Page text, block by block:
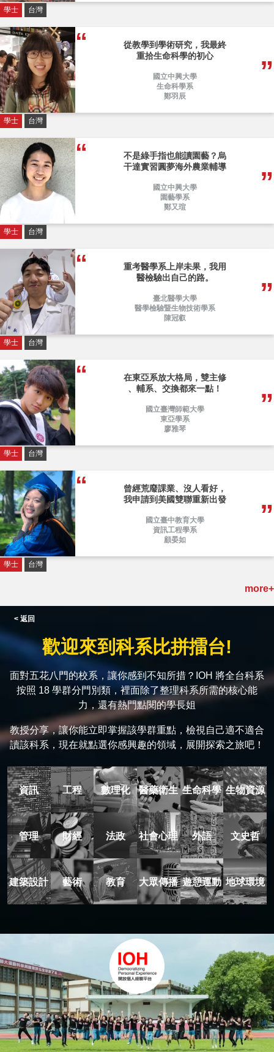
學士 台灣
從教學到學術研究，我最終
重拾生命科學的初心
國立中興大學
生命科學系
鄭羽辰
學士 台灣
不是綠手指也能讀園藝？烏
干達實習圓夢海外農業輔導
國立中興大學
園藝學系
鄭又瑄
學士 台灣
重考醫學系上岸未果，我用
醫檢驗出自己的路。
臺北醫學大學
醫學檢驗暨生物技術學系
陳冠叡
學士 台灣
在東亞系放大格局，雙主修
、輔系、交換都來一點！
國立臺灣師範大學
東亞學系
廖雅琴
學士 台灣
曾經荒廢課業、沒人看好，
我申請到美國雙聯重新出發
國立臺中教育大學
資訊工程學系
顧晏如
學士 台灣
more+
< 返回
歡迎來到科系比拼擂台!
面對五花八門的校系，讓你感到不知所措？IOH 將全台科系
按照 18 學群分門別類，裡面除了整理科系所需的核心能
力，還有熱門點閱的學長姐
教授分享，讓你能立即掌握該學群重點，檢視自己適不適合
讀該科系，現在就點選你感興趣的領域，展開探索之旅吧！
資訊 工程 數理化 醫藥衛生 生命科學 生物資源
管理 財經 法政 社會心理 外語 文史哲
建築設計 藝術 教育 大眾傳播 遊憩運動 地球環境